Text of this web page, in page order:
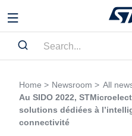
Home > Newsroom > All
Au SIDO 2022,
solutions dédiées à
connectivité